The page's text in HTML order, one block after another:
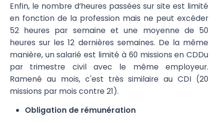
Enfin, le nombre d’heures passées sur site est limité
en fonction de la profession mais ne peut excéder
52 heures par semaine et une moyenne de 50
heures sur les 12 dernières semaines. De la même
manière, un salarié est limité à 60 missions en CDDu
par trimestre civil avec le même employeur.
Ramené au mois, c'est très similaire au CDI (20
missions par mois contre 21).
Obligation de rémunération